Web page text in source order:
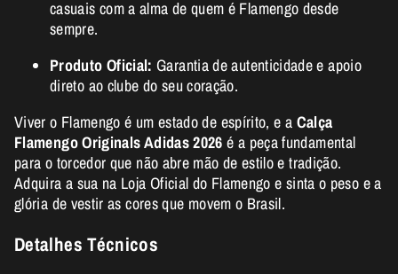
casuais com a alma de quem é Flamengo desde
sempre.
Produto Oficial: Garantia de autenticidade e apoio
direto ao clube do seu coração.
Viver o Flamengo é um estado de espírito, e a Calça
Flamengo Originals Adidas 2026 é a peça fundamental
para o torcedor que não abre mão de estilo e tradição.
Adquira a sua na Loja Oficial do Flamengo e sinta o peso e a
glória de vestir as cores que movem o Brasil.
Detalhes Técnicos